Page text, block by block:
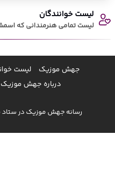
لیست خوانندگان
لیست تمامی هنرمندانی که
جهش موزیک لیست
درباره جهش موزیک
رسانه جهش موزیک در